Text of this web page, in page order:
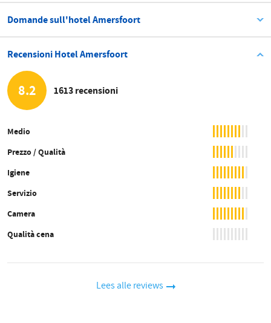
Domande sull'hotel Amersfoort
Recensioni Hotel Amersfoort
8.2 1613 recensioni
Medio
Prezzo / Qualità
Igiene
Servizio
Camera
Qualità cena
Lees alle reviews